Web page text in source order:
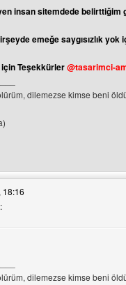
insan sitemdede belirttiğim
emeğe saygısızlık
Teşekkürler@tasarimci-
dilemezse kimse beni
sitesini ziyaret et:
18:16
dilemezse kimse beni